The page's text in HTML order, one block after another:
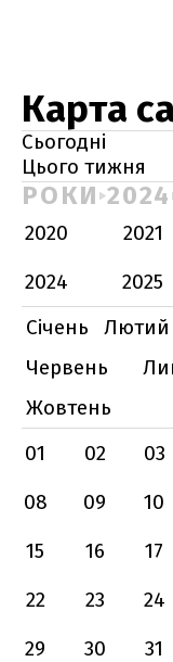
Карта
Сьогодні
Цього тижня
РОКИ 2024
2020 2021
2024
2025
Січень
Лютий
Червень
Жовтень
01
02 03
08
09 10
15
16 17
22
23 24
29
30 31